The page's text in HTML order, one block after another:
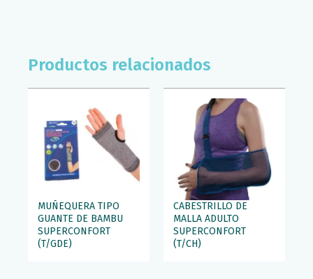
Productos relacionados
MUÑEQUERA TIPO
GUANTE DE BAMBU
SUPERCONFORT
(T/GDE)
CABESTRILLO DE
MALLA ADULTO
SUPERCONFORT
(T/CH)